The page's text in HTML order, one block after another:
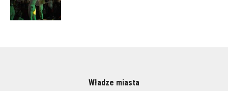
Władze miasta